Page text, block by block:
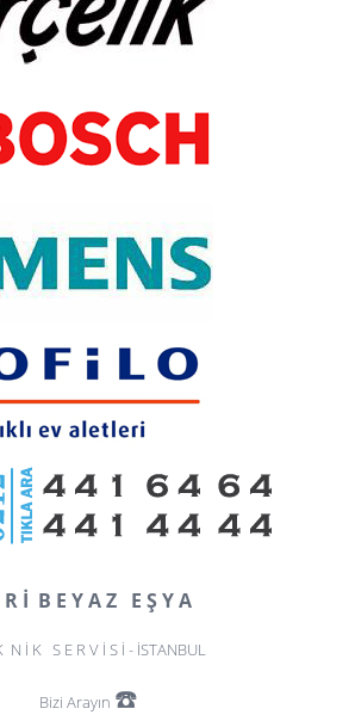
R İ B E Y A Z E Ş Y A
N İ K S E R V İ S İ - İSTANBUL
Bizi Arayın ☎️